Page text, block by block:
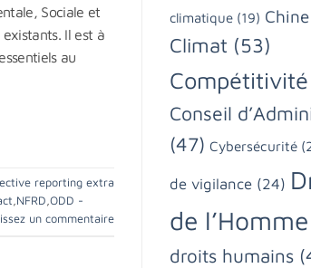
Sociale et
Il est à
au
reporting extra
NFRD ODD -
un commentaire
climatique (19) Chine
Climat (53)
Compétitivité
Conseil
(47) Cybersécurité
de vigilance (24)
de l’Homme
droits humains